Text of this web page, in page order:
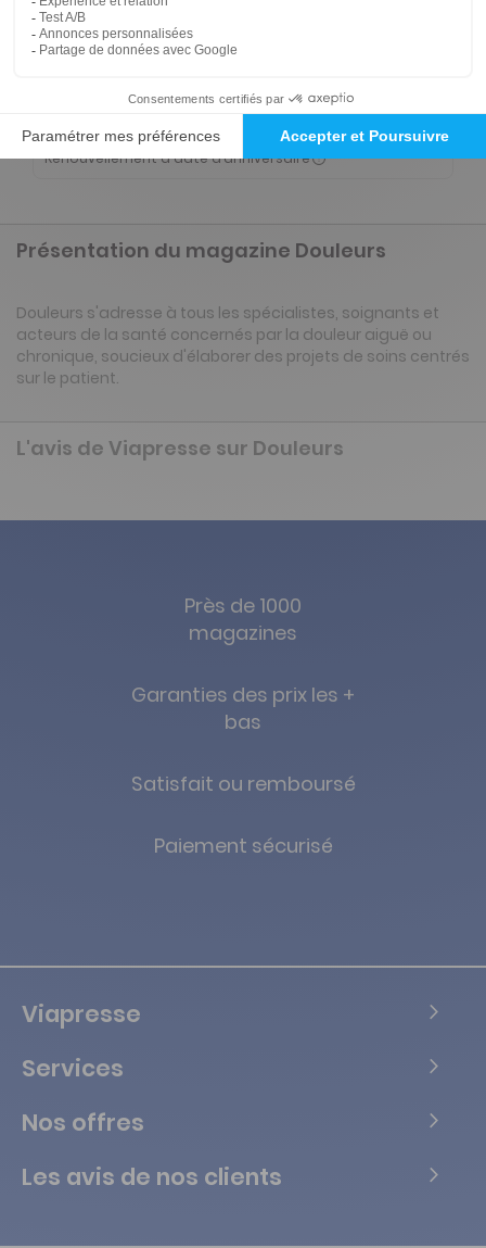
Abonnement 1 an
6 n° • Papier Offre réservée aux institutions
457€00 Tarif Kiosque :504€
Tarif France métropolitaine
Renouvellement à date d’anniversaire
Présentation du magazine Douleurs
Douleurs s'adresse à tous les spécialistes, soignants et
acteurs de la santé concernés par la douleur aiguë ou
chronique, soucieux d'élaborer des projets de soins centrés
sur le patient.
L'avis de Viapresse sur Douleurs
Près de 1000
magazines
Garanties des prix les +
bas
Satisfait ou remboursé
Paiement sécurisé
Viapresse
Services
Nos offres
Les avis de nos clients